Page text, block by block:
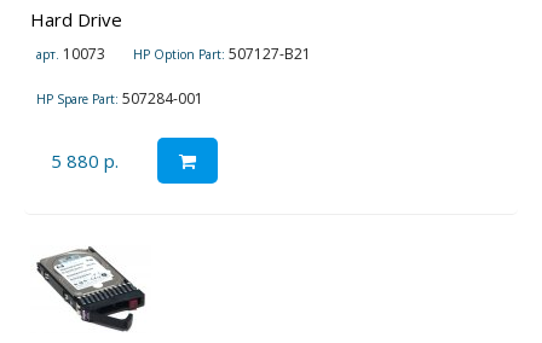
Hard Drive
арт. 10073 HP Option Part: 507127-B21
HP Spare Part: 507284-001
5 880 р.